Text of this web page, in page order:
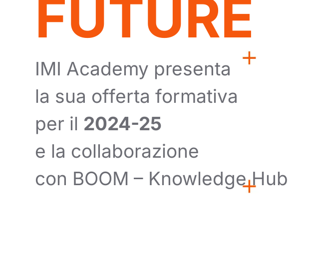
FUTURE
IMI Academy presenta
la sua offerta formativa
per il 2024-25
e la collaborazione
con BOOM – Knowledge Hub